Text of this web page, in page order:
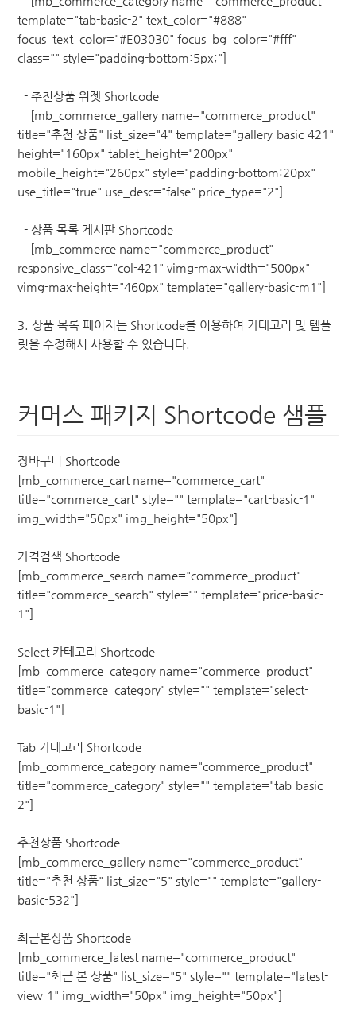
template="tab-basic-2" text_color="#888"
focus_text_color="#E03030" focus_bg_color="#fff"
class="" style="padding-bottom:5px;"]
- 추천상품 위젯 Shortcode
[mb_commerce_gallery name="commerce_product"
title="추천 상품" list_size="4" template="gallery-basic-421"
height="160px" tablet_height="200px"
mobile_height="260px" style="padding-bottom:20px"
use_title="true" use_desc="false" price_type="2"]
- 상품 목록 게시판 Shortcode
[mb_commerce name="commerce_product"
responsive_class="col-421" vimg-max-width="500px"
vimg-max-height="460px" template="gallery-basic-m1"]
3. 상품 목록 페이지는 Shortcode를 이용하여 카테고리 및 템플
릿을 수정해서 사용할 수 있습니다.
커머스 패키지 Shortcode 샘플
장바구니 Shortcode
[mb_commerce_cart name="commerce_cart"
title="commerce_cart" style="" template="cart-basic-1"
img_width="50px" img_height="50px"]
가격검색 Shortcode
[mb_commerce_search name="commerce_product"
title="commerce_search" style="" template="price-basic-
1"]
Select 카테고리 Shortcode
[mb_commerce_category name="commerce_product"
title="commerce_category" style="" template="select-
basic-1"]
Tab 카테고리 Shortcode
[mb_commerce_category name="commerce_product"
title="commerce_category" style="" template="tab-basic-
2"]
추천상품 Shortcode
[mb_commerce_gallery name="commerce_product"
title="추천 상품" list_size="5" style="" template="gallery-
basic-532"]
최근본상품 Shortcode
[mb_commerce_latest name="commerce_product"
title="최근 본 상품" list_size="5" style="" template="latest-
view-1" img_width="50px" img_height="50px"]